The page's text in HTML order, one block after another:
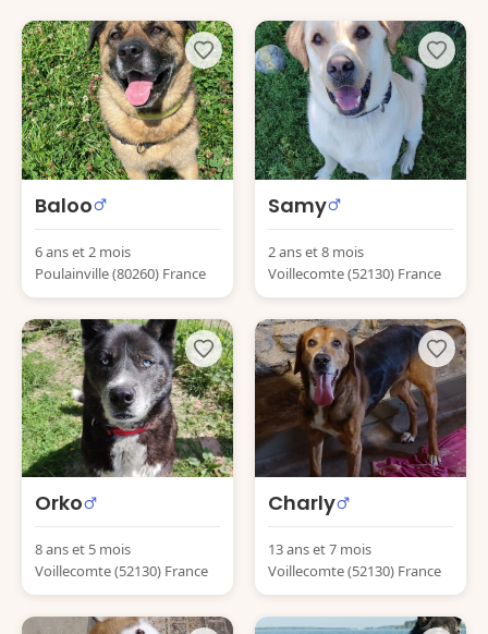
Baloo
6 ans et 2 mois
Poulainville (80260) France
Samy
2 ans et 8 mois
Voillecomte (52130) France
Orko
8 ans et 5 mois
Voillecomte (52130) France
Charly
13 ans et 7 mois
Voillecomte (52130) France